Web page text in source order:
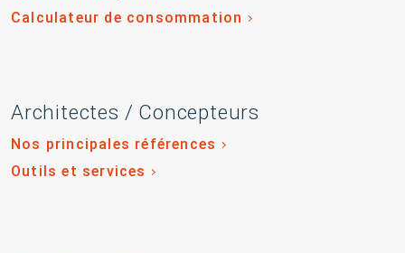
Calculateur de consommation
Architectes / Concepteurs
Nos principales références
Outils et services